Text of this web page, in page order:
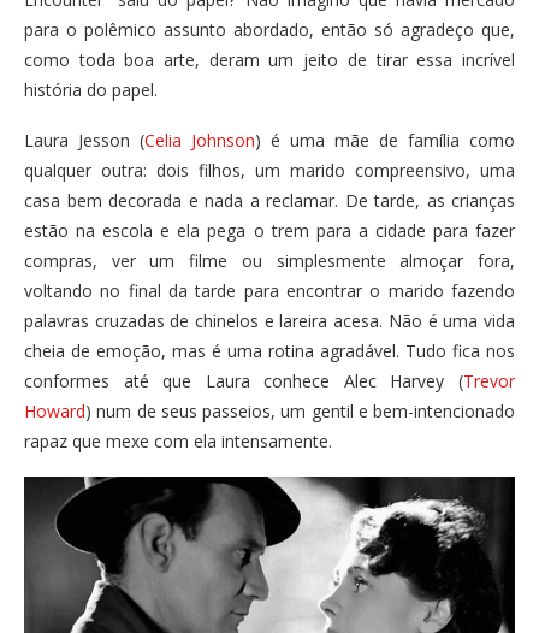
para o polêmico assunto abordado, então só agradeço que,
como toda boa arte, deram um jeito de tirar essa incrível
história do papel.
Laura Jesson (Celia Johnson) é uma mãe de família como
qualquer outra: dois filhos, um marido compreensivo, uma
casa bem decorada e nada a reclamar. De tarde, as crianças
estão na escola e ela pega o trem para a cidade para fazer
compras, ver um filme ou simplesmente almoçar fora,
voltando no final da tarde para encontrar o marido fazendo
palavras cruzadas de chinelos e lareira acesa. Não é uma vida
cheia de emoção, mas é uma rotina agradável. Tudo fica nos
conformes até que Laura conhece Alec Harvey (Trevor
Howard) num de seus passeios, um gentil e bem-intencionado
rapaz que mexe com ela intensamente.